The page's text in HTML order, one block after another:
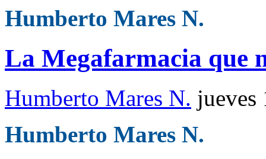
Humberto Mares N.
La Megafarmacia que
Humberto Mares N. jueves
Humberto Mares N.